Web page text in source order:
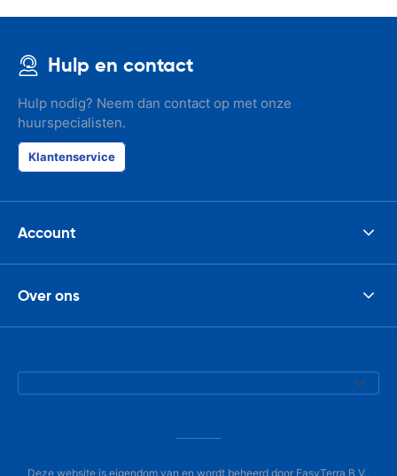
Hulp en contact
Hulp nodig? Neem dan contact op met onze
huurspecialisten.
Klantenservice
Account
Over ons
Deze website is eigendom van en wordt beheerd door EasyTerra B.V.,